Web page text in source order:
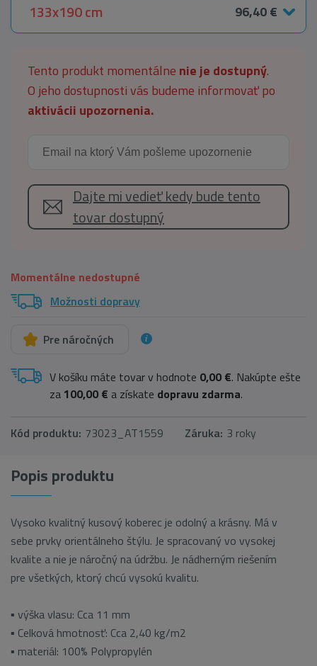
133x190 cm
96,40 €
Tento produkt momentálne nie je dostupný.
O jeho dostupnosti vás budeme informovať po
aktivácii upozornenia.
Dajte mi vedieť kedy bude tento
tovar dostupný
Momentálne nedostupné
Možnosti dopravy
Pre náročných
V košíku máte tovar v hodnote 0,00 €. Nakúpte ešte
za 100,00 € a získate dopravu zdarma.
Kód produktu: 73023_AT1559 Záruka: 3 roky
Popis produktu
Vysoko kvalitný kusový koberec je odolný a krásny. Má v
sebe prvky orientálneho štýlu. Je spracovaný vo vysokej
kvalite a nie je náročný na údržbu. Je nádherným riešením
pre všetkých, ktorý chcú vysokú kvalitu.
▪ výška vlasu: Cca 11 mm
▪ Celková hmotnosť: Cca 2,40 kg/m2
▪ materiál: 100% Polypropylén